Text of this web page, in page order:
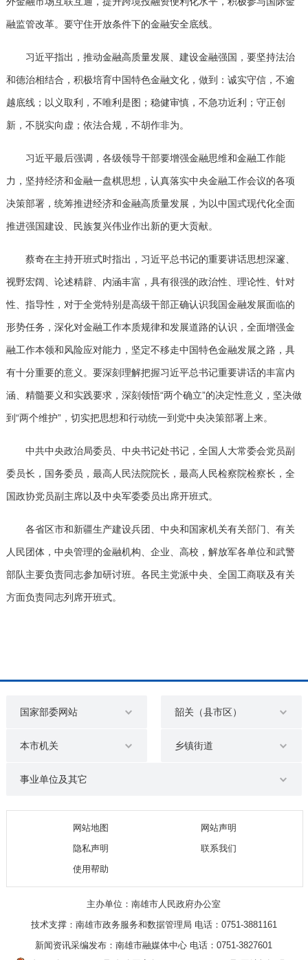
融监管改革。要守住开放条件下的金融安全底线。
习近平指出，推动金融高质量发展、建设金融强国，要坚持法治
和德治相结合，积极培育中国特色金融文化，做到：诚实守信，不逾
越底线；以义取利，不唯利是图；稳健审慎，不急功近利；守正创
新，不脱实向虚；依法合规，不胡作非为。
习近平最后强调，各级领导干部要增强金融思维和金融工作能
力，坚持经济和金融一盘棋思想，认真落实中央金融工作会议的各项
决策部署，统筹推进经济和金融高质量发展，为以中国式现代化全面
推进强国建设、民族复兴伟业作出新的更大贡献。
蔡奇在主持开班式时指出，习近平总书记的重要讲话思想深邃、
视野宏阔、论述精辟、内涵丰富，具有很强的政治性、理论性、针对
性、指导性，对于全党特别是高级干部正确认识我国金融发展面临的
形势任务，深化对金融工作本质规律和发展道路的认识，全面增强金
融工作本领和风险应对能力，坚定不移走中国特色金融发展之路，具
有十分重要的意义。要深刻理解把握习近平总书记重要讲话的丰富内
涵、精髓要义和实践要求，深刻领悟“两个确立”的决定性意义，坚决做
到“两个维护”，切实把思想和行动统一到党中央决策部署上来。
中共中央政治局委员、中央书记处书记，全国人大常委会党员副
委员长，国务委员，最高人民法院院长，最高人民检察院检察长，全
国政协党员副主席以及中央军委委员出席开班式。
各省区市和新疆生产建设兵团、中央和国家机关有关部门、有关
人民团体，中央管理的金融机构、企业、高校，解放军各单位和武警
部队主要负责同志参加研讨班。各民主党派中央、全国工商联及有关
方面负责同志列席开班式。
国家部委网站 韶关（县市区）
本市机关 乡镇街道
事业单位及其它
网站地图
网站声明
隐私声明
联系我们
使用帮助
主办单位：南雄市人民政府办公室
技术支撑：南雄市政务服务和数据管理局 电话：0751-3881161
新闻资讯采编发布：南雄市融媒体中心 电话：0751-3827601